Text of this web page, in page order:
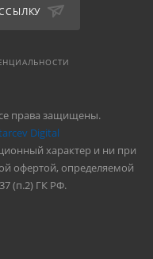
права защищены.
Digital
характер и ни при
офертой, определяемой
(п.2) ГК РФ.